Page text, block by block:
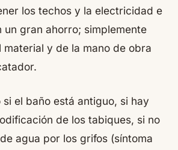
los techos y la electricidad e
un gran ahorro; simplemente
material y de la mano de obra
si el baño está antiguo, si hay
de los tabiques, si no
agua por los grifos (síntoma